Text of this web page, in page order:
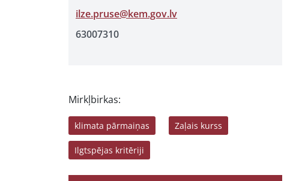
ilze.pruse@kem.gov.lv
63007310
Mirkļbirkas:
klimata pārmaiņas Zaļais kurss
Ilgtspējas kritēriji